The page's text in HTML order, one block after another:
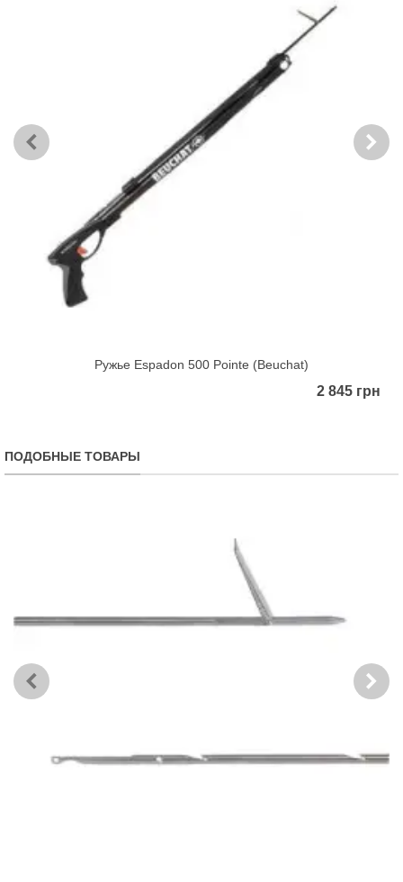
Ружье Espadon 500 Pointe (Beuchat)
2 845 грн
ПОДОБНЫЕ ТОВАРЫ